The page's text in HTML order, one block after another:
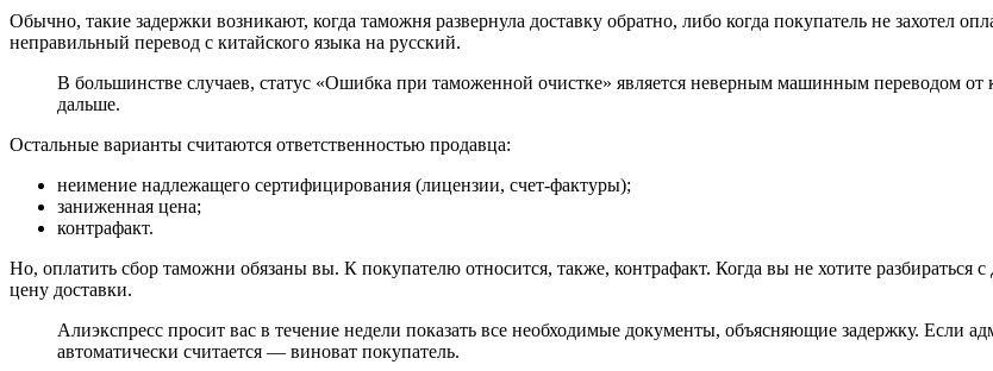
Обычно, такие задержки возникают, когда таможня развернула доставку обратно, либо когда покупатель не захотел
неправильный перевод с китайского языка на русский.
В большинстве случаев, статус «Ошибка при таможенной очистке» является неверным машинным переводом от
дальше.
Остальные варианты считаются ответственностью продавца:
неимение надлежащего сертифицирования (лицензии, счет-фактуры);
заниженная цена;
контрафакт.
Но, оплатить сбор таможни обязаны вы. К покупателю относится, также, контрафакт. Когда вы не хотите разбираться с
цену доставки.
Алиэкспресс просит вас в течение недели показать все необходимые документы, объясняющие задержку. Если
автоматически считается — виноват покупатель.